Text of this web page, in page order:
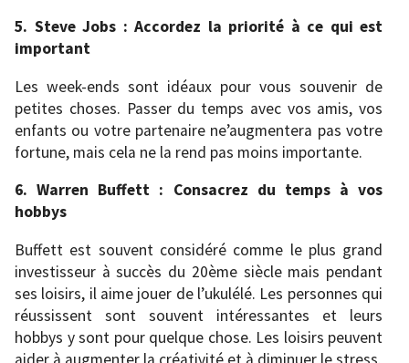
5. Steve Jobs : Accordez la priorité à ce qui est
important
Les week-ends sont idéaux pour vous souvenir de
petites choses. Passer du temps avec vos amis, vos
enfants ou votre partenaire ne’augmentera pas votre
fortune, mais cela ne la rend pas moins importante.
6. Warren Buffett : Consacrez du temps à vos
hobbys
Buffett est souvent considéré comme le plus grand
investisseur à succès du 20ème siècle mais pendant
ses loisirs, il aime jouer de l’ukulélé. Les personnes qui
réussissent sont souvent intéressantes et leurs
hobbys y sont pour quelque chose. Les loisirs peuvent